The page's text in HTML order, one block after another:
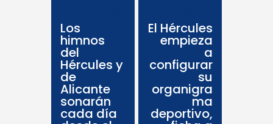
Los
himnos
del
Hércules y
de
Alicante
sonarán
cada día
El Hércules
empieza
a
configurar
su
organigra
ma
deportivo,